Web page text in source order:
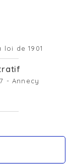
de 1901
- Annecy